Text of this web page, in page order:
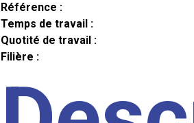
Référence :
Temps de travail :
Quotité de travail :
Filière :